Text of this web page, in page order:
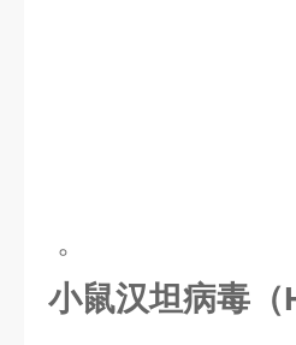
。
小鼠汉坦病毒